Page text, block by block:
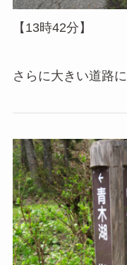
【13時42分】
さらに大きい道路に